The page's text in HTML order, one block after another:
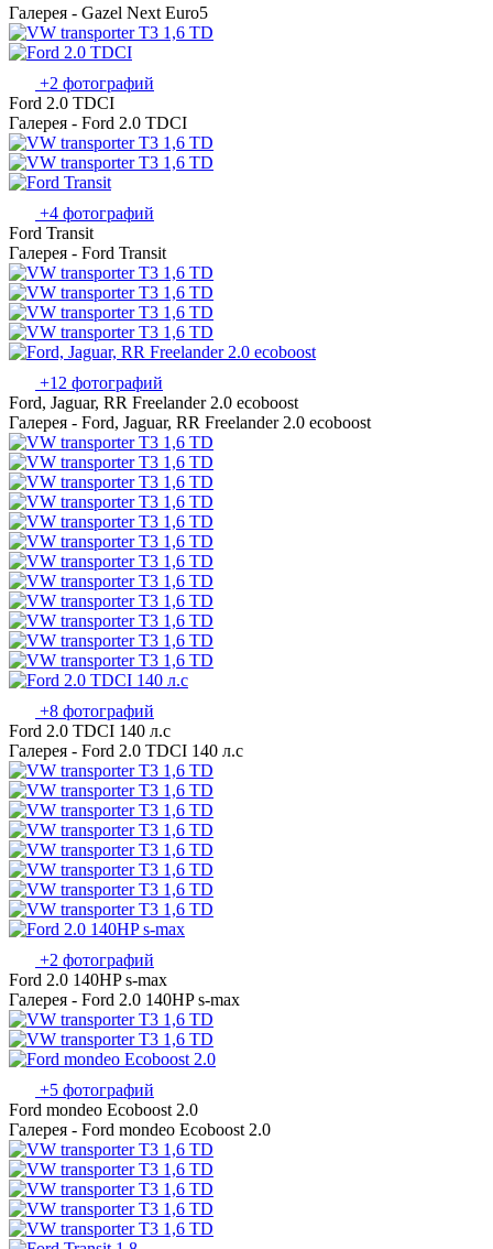
Галерея - Gazel Next Euro5
+2 фотографий
Ford 2.0 TDCI
Галерея - Ford 2.0 TDCI
+4 фотографий
Ford Transit
Галерея - Ford Transit
+12 фотографий
Ford, Jaguar, RR Freelander 2.0 ecoboost
Галерея - Ford, Jaguar, RR Freelander 2.0 ecoboost
+8 фотографий
Ford 2.0 TDCI 140 л.с
Галерея - Ford 2.0 TDCI 140 л.с
+2 фотографий
Ford 2.0 140HP s-max
Галерея - Ford 2.0 140HP s-max
+5 фотографий
Ford mondeo Ecoboost 2.0
Галерея - Ford mondeo Ecoboost 2.0